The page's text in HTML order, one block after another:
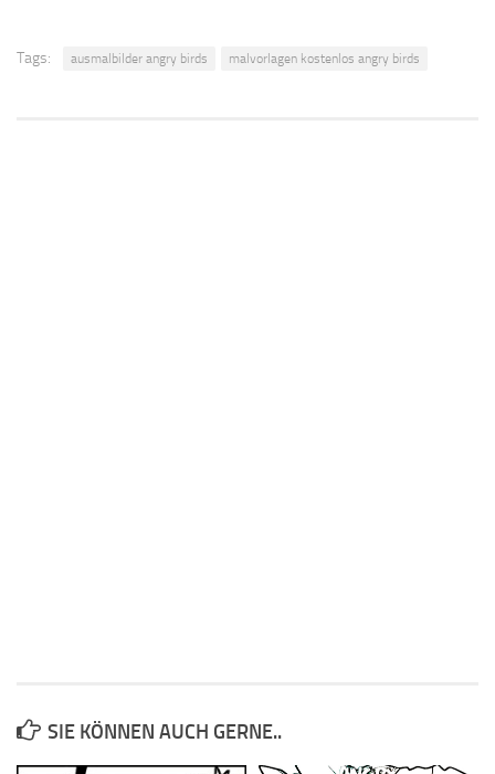
Tags: ausmalbilder angry birds malvorlagen kostenlos angry birds
SIE KÖNNEN AUCH GERNE..